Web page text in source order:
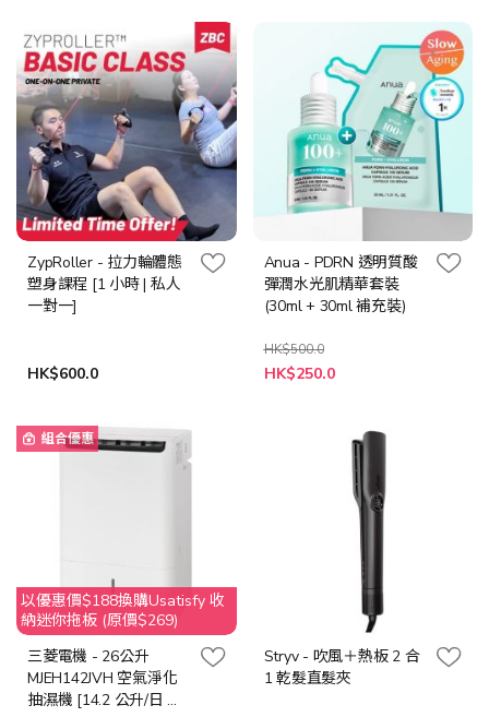
ZypRoller - 拉力輪體態
塑身課程 [1 小時 | 私人
一對一]
HK$600.0
Anua - PDRN 透明質酸
彈潤水光肌精華套裝
(30ml + 30ml 補充裝)
HK$500.0
特
殊
HK$250.0
組合優惠
以優惠價$188換購Usatisfy 收
納迷你拖板 (原價$269)
三菱電機 - 26公升
MJEH142JVH 空氣淨化
抽濕機 [14.2 公升/日 能
Stryv - 吹風＋熱板 2 合
1 乾髮直髮夾